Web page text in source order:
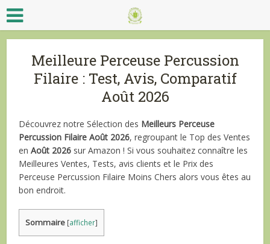
Meilleure Perceuse Percussion
Filaire : Test, Avis, Comparatif
Août 2026
Découvrez notre Sélection des Meilleurs Perceuse
Percussion Filaire Août 2026, regroupant le Top des Ventes
en Août 2026 sur Amazon ! Si vous souhaitez connaître les
Meilleures Ventes, Tests, avis clients et le Prix des
Perceuse Percussion Filaire Moins Chers alors vous êtes au
bon endroit.
Sommaire [afficher]